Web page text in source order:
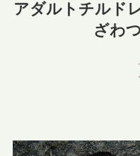
アダルトチルド
ざわ